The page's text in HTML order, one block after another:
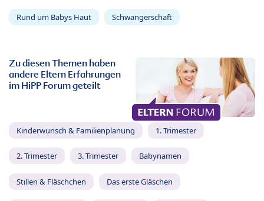
Rund um Babys Haut Schwangerschaft
Zu diesen Themen haben
andere Eltern Erfahrungen
im HiPP Forum geteilt
Kinderwunsch & Familienplanung 1. Trimester
2. Trimester 3. Trimester Babynamen
Stillen & Fläschchen Das erste Gläschen